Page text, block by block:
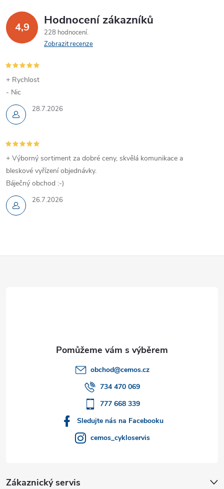
4,9 Hodnocení zákazníků
228 hodnocení
Zobrazit recenze
28.7.2026
+ Rychlost
- Nic
26.7.2026
+ Výborný sortiment za dobré ceny, skvělá komunikace a
bleskové vyřízení objednávky.
Báječný obchod :-)
obchod@cemos.cz
734 470 069
777 668 339
Sledujte nás na Facebooku
cemos_cykloservis
Zákaznický servis